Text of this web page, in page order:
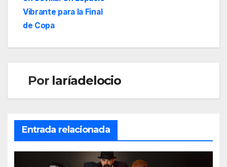
Vibrante para la Final
de Copa
Por laríadelocio
Entrada relacionada